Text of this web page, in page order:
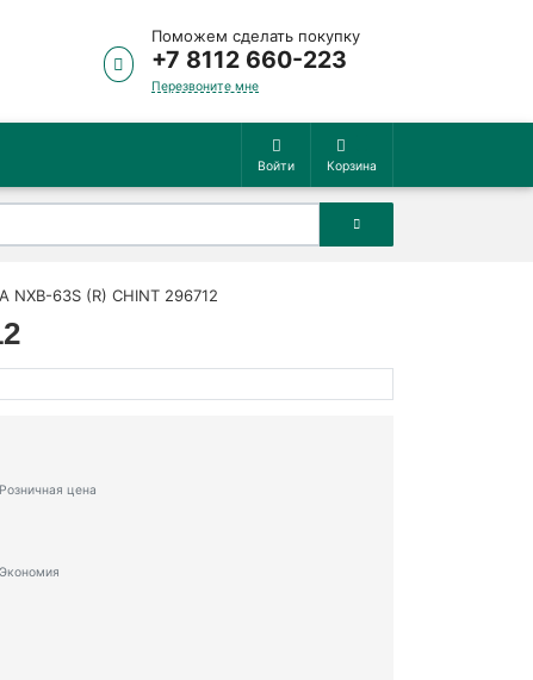
Поможем сделать покупку
+7 8112 660-223
Перезвоните мне
Войти Корзина
63S (R) CHINT 296712
Розничная цена
Экономия